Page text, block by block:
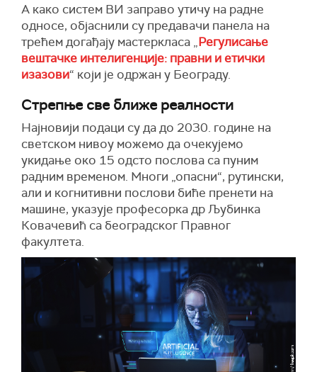
А како систем ВИ заправо утичу на радне
односе, објаснили су предавачи панела на
трећем догађају мастеркласа „Регулисање
вештачке интелигенције: правни и етички
изазови“ који је одржан у Београду.
Стрепње све ближе реалности
Најновији подаци су да до 2030. године на
светском нивоу можемо да очекујемо
укидање око 15 одсто послова са пуним
радним временом. Многи „опасни“, рутински,
али и когнитивни послови биће пренети на
машине, указује професорка др Љубинка
Ковачевић са београдског Правног
факултета.